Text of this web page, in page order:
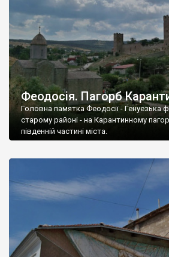
Феодосія. Пагорб
Головна памятка Феодосії - Генуезька
старому районі - на Карантинному
південній частині міста.